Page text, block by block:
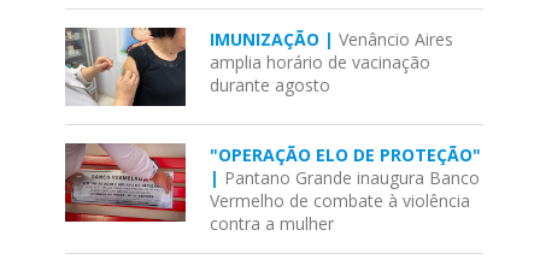
IMUNIZAÇÃO |Venâncio Aires
amplia horário de vacinação
durante agosto
"OPERAÇÃO ELO DE PROTEÇÃO"
| Pantano Grande inaugura Banco
Vermelho de combate à violência
contra a mulher